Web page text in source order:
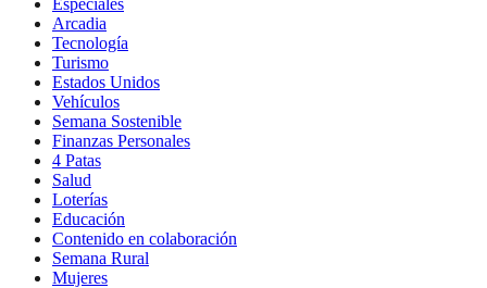
Arcadia
Tecnología
Turismo
Estados Unidos
Vehículos
Semana Sostenible
Finanzas Personales
4 Patas
Salud
Loterías
Educación
Contenido en colaboración
Semana Rural
Mujeres